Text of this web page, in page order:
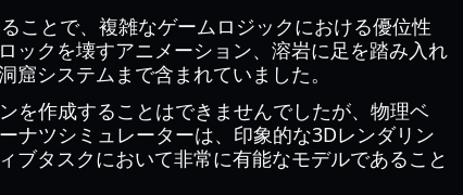
ことで、複雑なゲームロジックにおける優位性
ックを壊すアニメーション、溶岩に足を踏み入れ
システムまで含まれていました。
作成することはできませんでしたが、物理ベ
ナツシミュレーターは、印象的な3Dレンダリン
ブタスクにおいて非常に有能なモデルであること